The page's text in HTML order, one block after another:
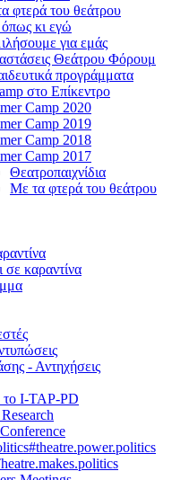
φτερά του θεάτρου
κι εγώ
για εμάς
Θεάτρου Φόρουμ
προγράμματα
στο Επίκεντρο
Camp 2020
Camp 2019
Camp 2018
Camp 2017
Θεατροπαιχνίδια
Με τα φτερά του θεάτρου
καραντίνα
- Αντηχήσεις
το I-TAP-PD